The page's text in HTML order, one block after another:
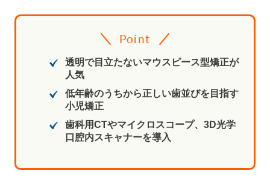
Point
透明で目立たないマウスピース型矯正が
人気
低年齢のうちから正しい歯並びを目指す
小児矯正
歯科用CTやマイクロスコープ、3D光学
口腔内スキャナーを導入